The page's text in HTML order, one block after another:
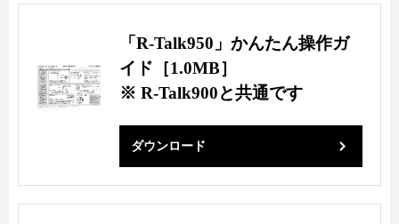
「R-Talk950」かんたん操作ガ
イド［1.0MB］
※ R-Talk900と共通です
ダウンロード